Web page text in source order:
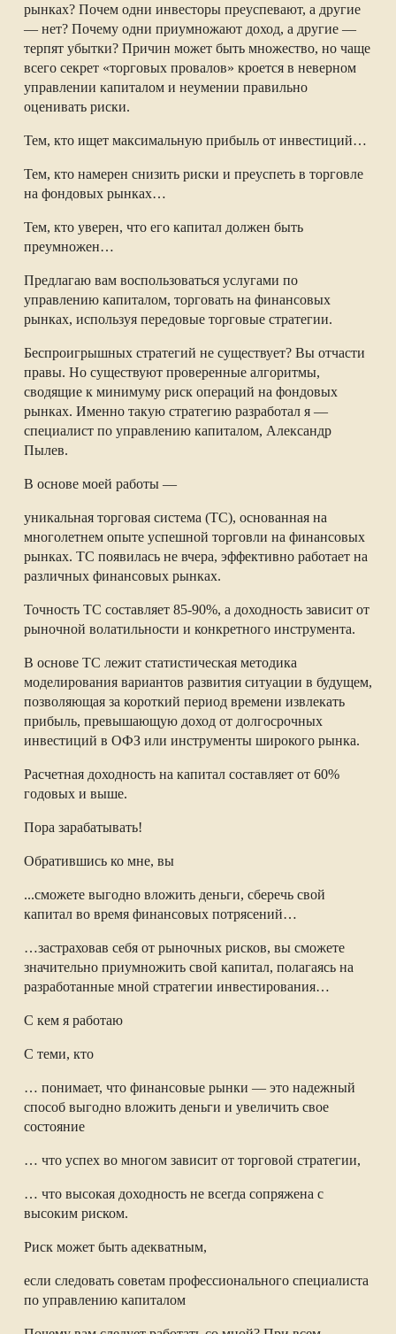
рынках? Почем одни инвесторы преуспевают, а другие
— нет? Почему одни приумножают доход, а другие —
терпят убытки? Причин может быть множество, но чаще
всего секрет «торговых провалов» кроется в неверном
управлении капиталом и неумении правильно
оценивать риски.
Тем, кто ищет максимальную прибыль от инвестиций…
Тем, кто намерен снизить риски и преуспеть в торговле
на фондовых рынках…
Тем, кто уверен, что его капитал должен быть
преумножен…
Предлагаю вам воспользоваться услугами по
управлению капиталом, торговать на финансовых
рынках, используя передовые торговые стратегии.
Беспроигрышных стратегий не существует? Вы отчасти
правы. Но существуют проверенные алгоритмы,
сводящие к минимуму риск операций на фондовых
рынках. Именно такую стратегию разработал я —
специалист по управлению капиталом, Александр
Пылев.
В основе моей работы —
уникальная торговая система (ТС), основанная на
многолетнем опыте успешной торговли на финансовых
рынках. ТС появилась не вчера, эффективно работает на
различных финансовых рынках.
Точность ТС составляет 85-90%, а доходность зависит от
рыночной волатильности и конкретного инструмента.
В основе ТС лежит статистическая методика
моделирования вариантов развития ситуации в будущем,
позволяющая за короткий период времени извлекать
прибыль, превышающую доход от долгосрочных
инвестиций в ОФЗ или инструменты широкого рынка.
Расчетная доходность на капитал составляет от 60%
годовых и выше.
Пора зарабатывать!
Обратившись ко мне, вы
...сможете выгодно вложить деньги, сберечь свой
капитал во время финансовых потрясений…
…застраховав себя от рыночных рисков, вы сможете
значительно приумножить свой капитал, полагаясь на
разработанные мной стратегии инвестирования…
С кем я работаю
С теми, кто
… понимает, что финансовые рынки — это надежный
способ выгодно вложить деньги и увеличить свое
состояние
… что успех во многом зависит от торговой стратегии,
… что высокая доходность не всегда сопряжена с
высоким риском.
Риск может быть адекватным,
если следовать советам профессионального специалиста
по управлению капиталом